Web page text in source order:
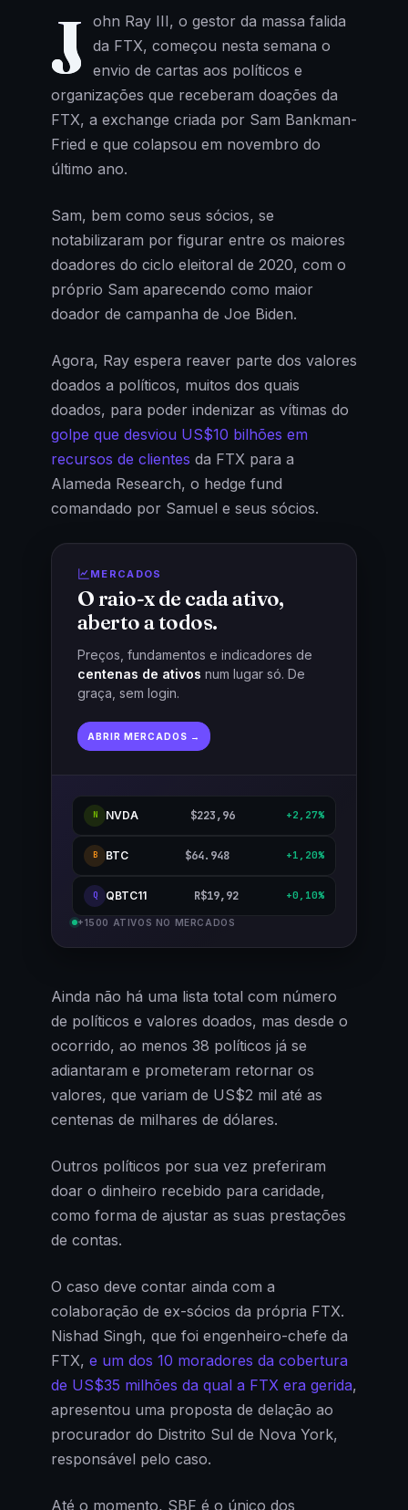
J
ohn Ray III, o gestor da massa falida
da FTX, começou nesta semana o
envio de cartas aos políticos e
organizações que receberam doações da
FTX, a exchange criada por Sam Bankman-
Fried e que colapsou em novembro do
último ano.
Sam, bem como seus sócios, se
notabilizaram por figurar entre os maiores
doadores do ciclo eleitoral de 2020, com o
próprio Sam aparecendo como maior
doador de campanha de Joe Biden.
Agora, Ray espera reaver parte dos valores
doados a políticos, muitos dos quais
doados, para poder indenizar as vítimas do
golpe que desviou US$10 bilhões em
recursos de clientes da FTX para a
Alameda Research, o hedge fund
comandado por Samuel e seus sócios.
MERCADOS
O raio-x de cada ativo,
aberto a todos.
Preços, fundamentos e indicadores de
centenas de ativos num lugar só. De
graça, sem login.
ABRIR MERCADOS →
N NVDA $223,96 +2,27%
B BTC $64.948 +1,20%
Q QBTC11 R$19,92 +0,10%
+1500 ATIVOS NO MERCADOS
Ainda não há uma lista total com número
de políticos e valores doados, mas desde o
ocorrido, ao menos 38 políticos já se
adiantaram e prometeram retornar os
valores, que variam de US$2 mil até as
centenas de milhares de dólares.
Outros políticos por sua vez preferiram
doar o dinheiro recebido para caridade,
como forma de ajustar as suas prestações
de contas.
O caso deve contar ainda com a
colaboração de ex-sócios da própria FTX.
Nishad Singh, que foi engenheiro-chefe da
FTX, e um dos 10 moradores da cobertura
de US$35 milhões da qual a FTX era gerida,
apresentou uma proposta de delação ao
procurador do Distrito Sul de Nova York,
responsável pelo caso.
Até o momento, SBF é o único dos